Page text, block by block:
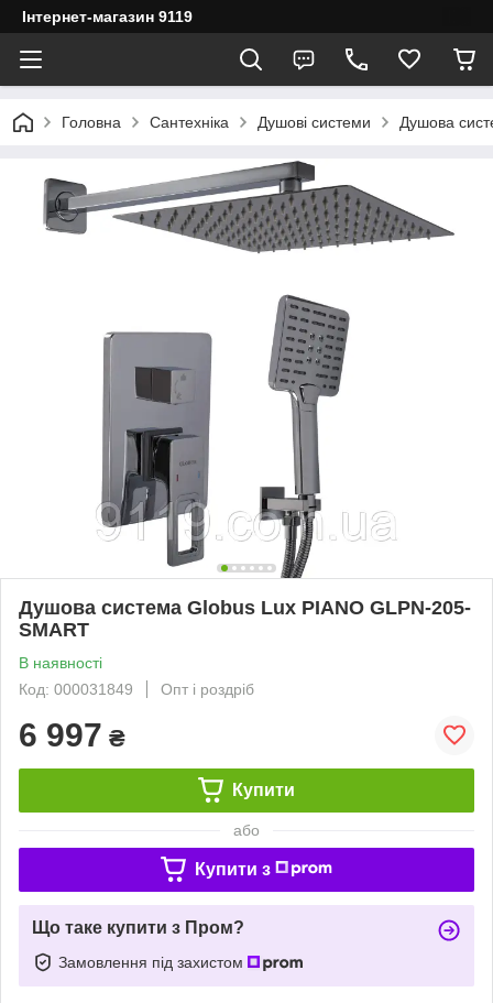
Інтернет-магазин 9119
Головна Сантехніка Душові системи Душова
Душова система Globus Lux PIANO GLPN-205-
SMART
В наявності
Код: 000031849
Опт і роздріб
6 997 ₴
Купити
або
Купити з
Що таке купити з Пром?
Замовлення під захистом